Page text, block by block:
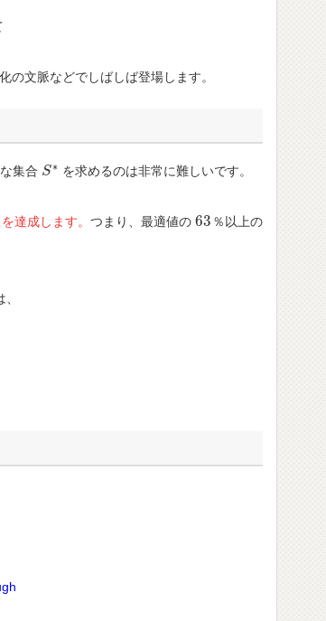
の文脈などでしばしば登場します。
集合 S ∗
S∗ を求めるのは非常に難しいです。
を達成します。つまり、最適値の63
63 ％以上の